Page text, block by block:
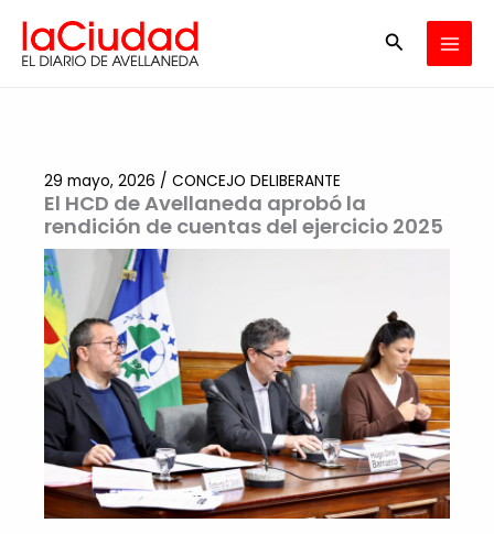
contenido
Buscar
El HCD de Avellaneda aprobó la
rendición de cuentas del ejercicio 2025
29 mayo, 2026 / CONCEJO DELIBERANTE